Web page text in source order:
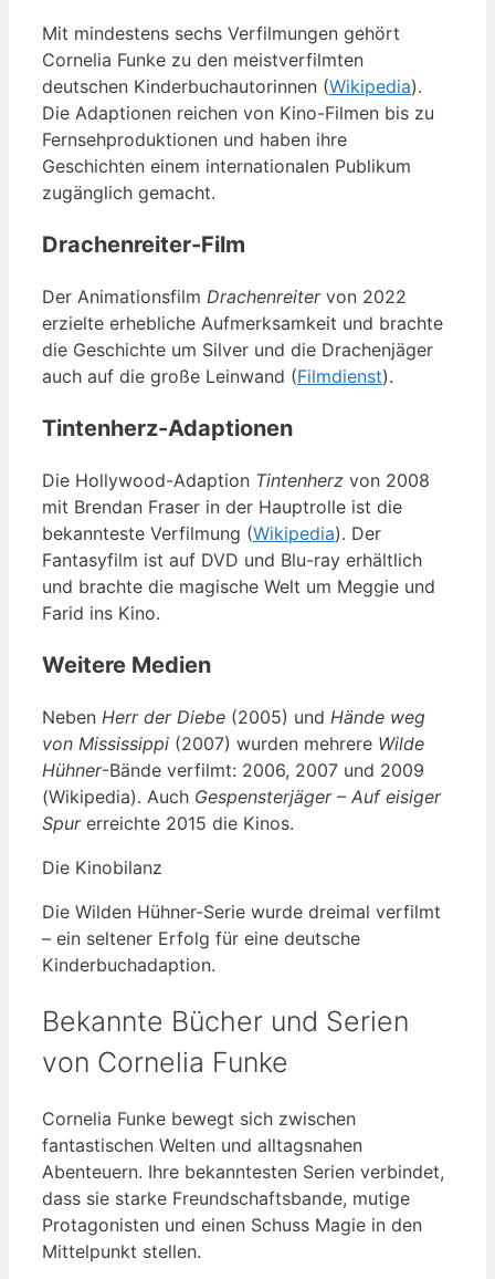
Mit mindestens sechs Verfilmungen gehört
Cornelia Funke zu den meistverfilmten
deutschen Kinderbuchautorinnen (Wikipedia).
Die Adaptionen reichen von Kino-Filmen bis zu
Fernsehproduktionen und haben ihre
Geschichten einem internationalen Publikum
zugänglich gemacht.
Drachenreiter-Film
Der Animationsfilm Drachenreitervon 2022
erzielte erhebliche Aufmerksamkeit und brachte
die Geschichte um Silver und die Drachenjäger
auch auf die große Leinwand (Filmdienst).
Tintenherz-Adaptionen
Die Hollywood-Adaption Tintenherz von 2008
mit Brendan Fraser in der Hauptrolle ist die
bekannteste Verfilmung (Wikipedia). Der
Fantasyfilm ist auf DVD und Blu-ray erhältlich
und brachte die magische Welt um Meggie und
Farid ins Kino.
Weitere Medien
Neben Herr der Diebe (2005) und Hände weg
von Mississippi (2007) wurden mehrere Wilde
Hühner-Bände verfilmt: 2006, 2007 und 2009
(Wikipedia). Auch Gespensterjäger – Auf eisiger
Spurerreichte 2015 die Kinos.
Die Kinobilanz
Die Wilden Hühner-Serie wurde dreimal verfilmt
– ein seltener Erfolg für eine deutsche
Kinderbuchadaption.
Bekannte Bücher und Serien
von Cornelia Funke
Cornelia Funke bewegt sich zwischen
fantastischen Welten und alltagsnahen
Abenteuern. Ihre bekanntesten Serien verbindet,
dass sie starke Freundschaftsbande, mutige
Protagonisten und einen Schuss Magie in den
Mittelpunkt stellen.